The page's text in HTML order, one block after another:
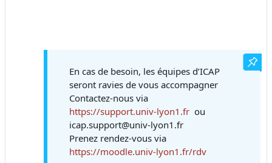
En cas de besoin, les équipes d’ICAP
seront ravies de vous accompagner
Contactez-nous via
https://support.univ-lyon1.frou
icap.support@univ-lyon1.fr
Prenez rendez-vous via
https://moodle.univ-lyon1.fr/rdv